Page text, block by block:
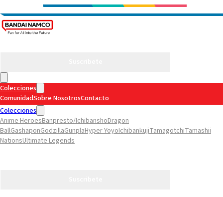
Colecciones
ComunidadSobre NosotrosContacto
Colecciones
Anime HeroesBanpresto/IchibanshoDragon
BallGashaponGodzillaGunplaHyper YoyoIchibankujiTamagotchiTamashii
NationsUltimate Legends